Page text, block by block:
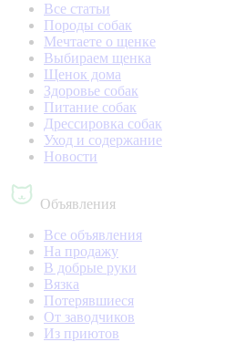
Все статьи
Породы собак
Мечтаете о щенке
Выбираем щенка
Щенок дома
Здоровье собак
Питание собак
Дрессировка собак
Уход и содержание
Новости
Объявления
Все объявления
На продажу
В добрые руки
Вязка
Потерявшиеся
От заводчиков
Из приютов